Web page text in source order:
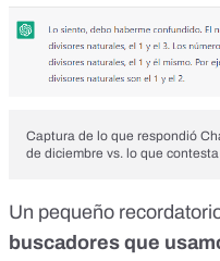
Captura de lo que respondió
de diciembre vs. lo que
Un pequeño
buscadores que